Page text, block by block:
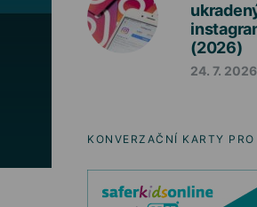
(2026)
24. 7. 2026
KONVERZAČNÍ KARTY